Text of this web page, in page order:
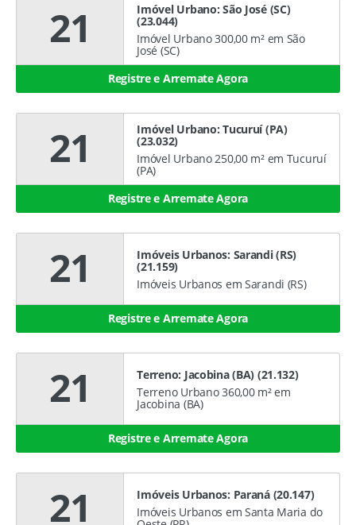
21 Imóvel Urbano: São José (SC)
(23.044)
Imóvel Urbano 300,00 m² em São
José (SC)
Registre e Arremate Agora
21 Imóvel Urbano: Tucuruí (PA)
(23.032)
Imóvel Urbano 250,00 m² em Tucuruí
(PA)
Registre e Arremate Agora
21 Imóveis Urbanos: Sarandi (RS)
(21.159)
Imóveis Urbanos em Sarandi (RS)
Registre e Arremate Agora
21
Terreno: Jacobina (BA) (21.132)
Terreno Urbano 360,00 m² em
Jacobina (BA)
Registre e Arremate Agora
21
Imóveis Urbanos: Paraná (20.147)
Imóveis Urbanos em Santa Maria do